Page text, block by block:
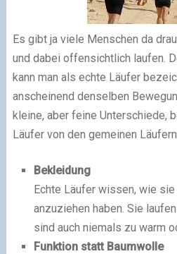
Es gibt ja viele Menschen da
und dabei offensichtlich laufen.
kann man als echte Läufer
anscheinend denselben
kleine, aber feine Unterschiede,
Läufer von den gemeinen Läufern
Bekleidung
Echte Läufer wissen, wie
anzuziehen haben. Sie
sind auch niemals zu warm
Funktion statt Baumwolle